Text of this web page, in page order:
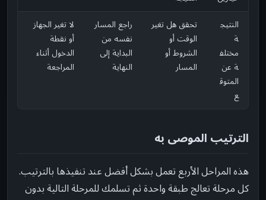
النتيج
ة
مختلف
ة عن
المتوق
ع
تحقق هل تغير
الوقت أو
الشروط أو
المسار
راجع المسار
نفسه من
البداية إلى
النهاية
لا تغير الجهاز
أو نقطة
الدخول أثناء
المراجعة
الترتيب الموصى به
هذه المراحل الأربع تعمل بشكل أفضل عند تنفيذها بالترتيب.
كل مرحلة تعالج طبقة واحدة ثم تسلمك للمرحلة التالية بدون